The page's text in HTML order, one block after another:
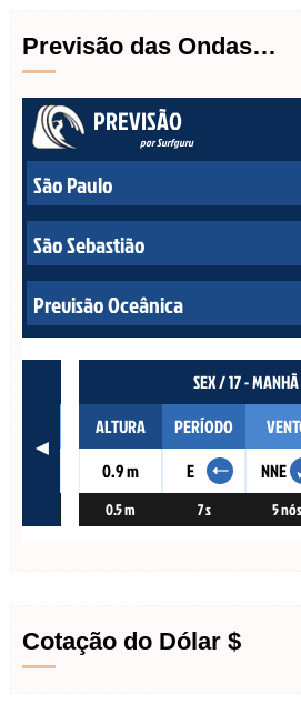
Previsão das Ondas…
Cotação do Dólar $